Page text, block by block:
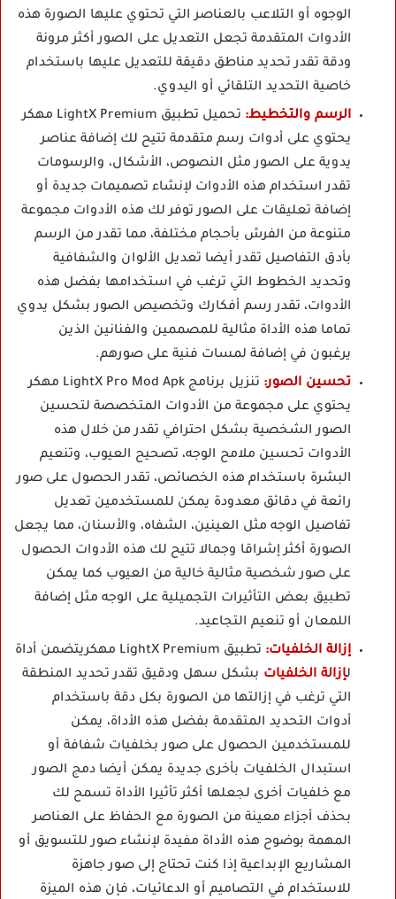
الوجوه أو التلاعب بالعناصر التي تحتوي عليها الصورة هذه
الأدوات المتقدمة تجعل التعديل على الصور أكثر مرونة
ودقة تقدر تحديد مناطق دقيقة للتعديل عليها باستخدام
خاصية التحديد التلقائي أو اليدوي.
الرسم والتخطيط:
تحميل تطبيق LightX Premium مهكر
يحتوي على أدوات رسم متقدمة تتيح لك إضافة عناصر
يدوية على الصور مثل النصوص، الأشكال، والرسومات
تقدر استخدام هذه الأدوات لإنشاء تصميمات جديدة أو
إضافة تعليقات على الصور توفر لك هذه الأدوات مجموعة
متنوعة من الفرش بأحجام مختلفة، مما تقدر من الرسم
بأدق التفاصيل تقدر أيضا تعديل الألوان والشفافية
وتحديد الخطوط التي ترغب في استخدامها بفضل هذه
الأدوات، تقدر رسم أفكارك وتخصيص الصور بشكل يدوي
تماما هذه الأداة مثالية للمصممين والفنانين الذين
يرغبون في إضافة لمسات فنية على صورهم.
تحسين الصور:
تنزيل برنامج LightX Pro Mod Apk مهكر
يحتوي على مجموعة من الأدوات المتخصصة لتحسين
الصور الشخصية بشكل احترافي تقدر من خلال هذه
الأدوات تحسين ملامح الوجه، تصحيح العيوب، وتنعيم
البشرة باستخدام هذه الخصائص، تقدر الحصول على صور
رائعة في دقائق معدودة يمكن للمستخدمين تعديل
تفاصيل الوجه مثل العينين، الشفاه، والأسنان، مما يجعل
الصورة أكثر إشراقا وجمالا تتيح لك هذه الأدوات الحصول
على صور شخصية مثالية خالية من العيوب كما يمكن
تطبيق بعض التأثيرات التجميلية على الوجه مثل إضافة
اللمعان أو تنعيم التجاعيد.
إزالة الخلفيات:
تطبيق LightX Premium مهكريتضمن أداة
لإزالة الخلفيات بشكل سهل ودقيق تقدر تحديد المنطقة
التي ترغب في إزالتها من الصورة بكل دقة باستخدام
أدوات التحديد المتقدمة بفضل هذه الأداة، يمكن
للمستخدمين الحصول على صور بخلفيات شفافة أو
استبدال الخلفيات بأخرى جديدة يمكن أيضا دمج الصور
مع خلفيات أخرى لجعلها أكثر تأثيرا الأداة تسمح لك
بحذف أجزاء معينة من الصورة مع الحفاظ على العناصر
المهمة بوضوح هذه الأداة مفيدة لإنشاء صور للتسويق أو
المشاريع الإبداعية إذا كنت تحتاج إلى صور جاهزة
للاستخدام في التصاميم أو الدعائيات، فإن هذه الميزة